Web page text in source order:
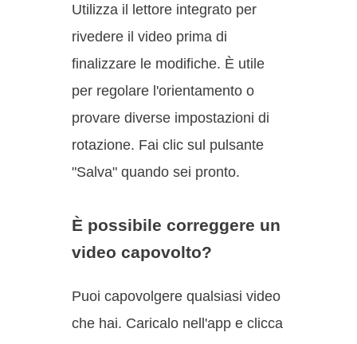
Utilizza il lettore integrato per
rivedere il video prima di
finalizzare le modifiche. È utile
per regolare l'orientamento o
provare diverse impostazioni di
rotazione. Fai clic sul pulsante
"Salva" quando sei pronto.
È possibile correggere un
video capovolto?
Puoi capovolgere qualsiasi video
che hai. Caricalo nell'app e clicca